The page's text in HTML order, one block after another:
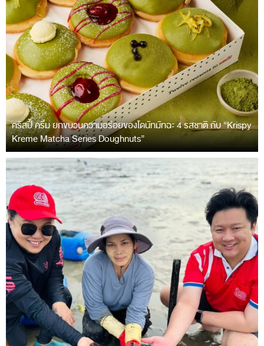
คริสปี้ ครีม ยกขบวนความอร่อยของโดนัทมัทฉะ 4 รสชาติ กับ “Krispy
Kreme Matcha Series Doughnuts”